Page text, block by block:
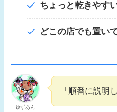
ちょっと乾きやす
どこの店でも置い
ゆずあん
「順番に説明